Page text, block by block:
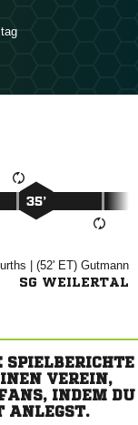
35’
| (52' ET) 
SG WEILERTAL
SPIELBERICHTE
VEREIN,
INDEM DU
ANLEGST.